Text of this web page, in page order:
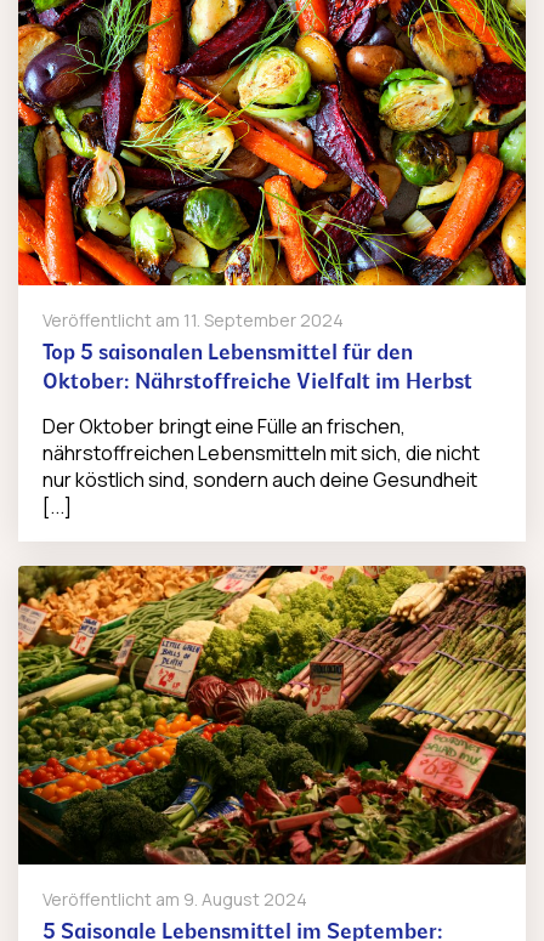
Veröffentlicht am 11. September 2024
Top 5 saisonalen Lebensmittel für den
Oktober: Nährstoffreiche Vielfalt im Herbst
Der Oktober bringt eine Fülle an frischen,
nährstoffreichen Lebensmitteln mit sich, die nicht
nur köstlich sind, sondern auch deine Gesundheit
[...]
Veröffentlicht am 9. August 2024
5 Saisonale Lebensmittel im September: